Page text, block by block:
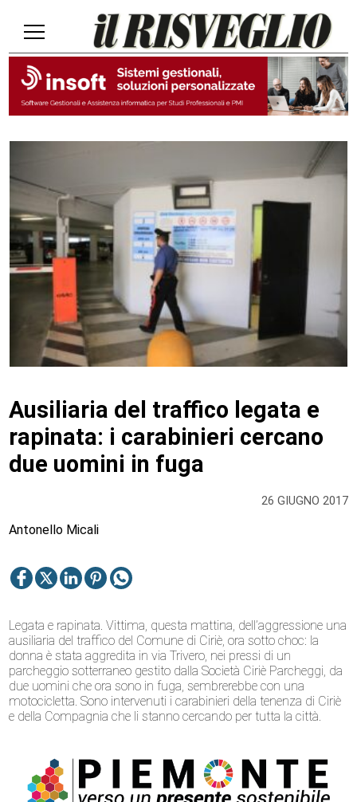
26 GIUGNO 2017
Ausiliaria del traffico legata e
rapinata: i carabinieri cercano
due uomini in fuga
Antonello Micali
Legata e rapinata. Vittima, questa mattina, dell’aggressione una
ausiliaria del traffico del Comune di Ciriè, ora sotto choc: la
donna è stata aggredita in via Trivero, nei pressi di un
parcheggio sotterraneo gestito dalla Società Ciriè Parcheggi, da
due uomini che ora sono in fuga, sembrerebbe con una
motocicletta. Sono intervenuti i carabinieri della tenenza di Ciriè
e della Compagnia che li stanno cercando per tutta la città.